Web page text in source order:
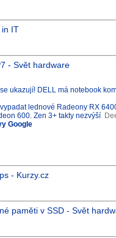
in IT
- Svět hardware
ukazují! DELL má notebook
lednové Radeony RX
600. Zen 3+ takty nezvýší
Google
- Kurzy.cz
paměti v SSD - Svět